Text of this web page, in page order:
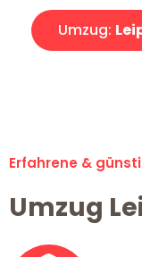
Umzug:
Erfahrene &
Umzug